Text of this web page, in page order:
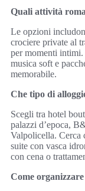
Quali attività
Le opzioni
crociere private al
per momenti
musica soft e
memorabile.
Che tipo di
Scegli tra hotel
palazzi d’epoca,
Valpolicella. Cerca
suite con vasca
con cena o
Come